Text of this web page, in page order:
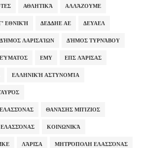
ΑΘΛΗΤΙΚΆ ΑΛΛΆΖΟΥΜΕ
ΕΘΝΙΚΉ ΔΕΔΔΗΕ ΑΕ ΔΕΥΑΕΛ
ΔΉΜΟΣ ΛΑΡΙΣΑΊΩΝ ΔΉΜΟΣ ΤΥΡΝΆΒΟΥ
ΕΜΥ ΕΠΣ ΛΆΡΙΣΑΣ
ΕΛΛΗΝΙΚΉ ΑΣΤΥΝΟΜΊΑ
ΘΑΝΆΣΗΣ ΜΠΊΖΙΟΣ
ΚΟΙΝΩΝΙΚΆ
ΛΆΡΙΣΑ ΜΗΤΡΌΠΟΛΗ ΕΛΑΣΣΌΝΑΣ